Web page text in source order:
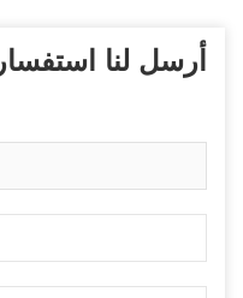
أرسل لنا استفسار